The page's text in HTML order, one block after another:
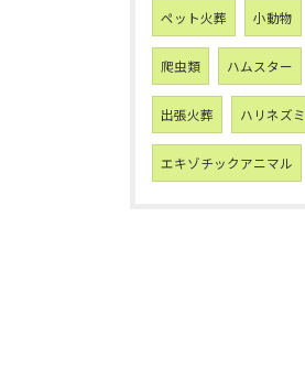
ペット火葬 小動物
爬虫類 ハムスター
出張火葬 ハリネズミ
エキゾチックアニマル